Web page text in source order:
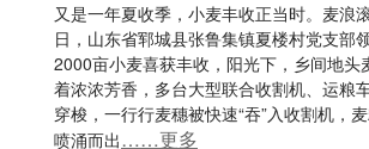
又是一年夏收季，小麦丰收正当时。麦浪
日，山东省郓城县张鲁集镇夏楼村党支部
2000亩小麦喜获丰收，阳光下，乡间地头
着浓浓芳香，多台大型联合收割机、运粮
穿梭，一行行麦穗被快速“吞”入收割机，
喷涌而出……更多